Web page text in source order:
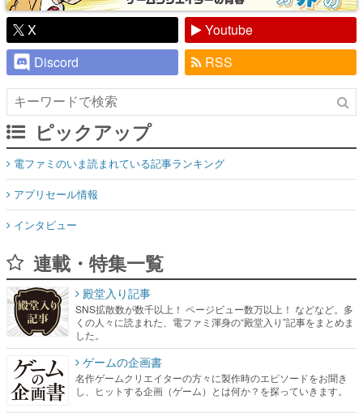
X
Youtube
Discord
RSS
ピックアップ
電ファミのいま読まれている記事ランキング
アプリセール情報
インタビュー
連載・特集一覧
殿堂入り記事
SNS拡散数が数千以上！ ページビュー数万以上！ などなど。多
くの人々に読まれた、電ファミ渾身の“殿堂入り”記事をまとめま
した。
ゲームの企画書
名作ゲームクリエイターの方々に製作時のエピソードをお聞き
し、ヒットする企画（ゲーム）とは何か？を探っていきます。